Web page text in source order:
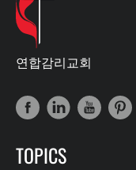
연합감리교회
TOPICS